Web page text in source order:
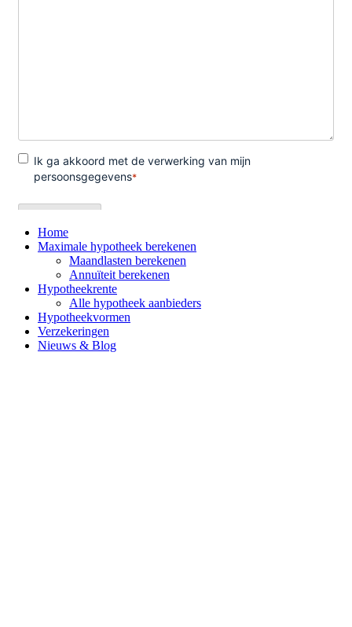
Home
Maximale hypotheek berekenen
Maandlasten berekenen
Annuïteit berekenen
Hypotheekrente
Alle hypotheek aanbieders
Hypotheekvormen
Verzekeringen
Nieuws & Blog